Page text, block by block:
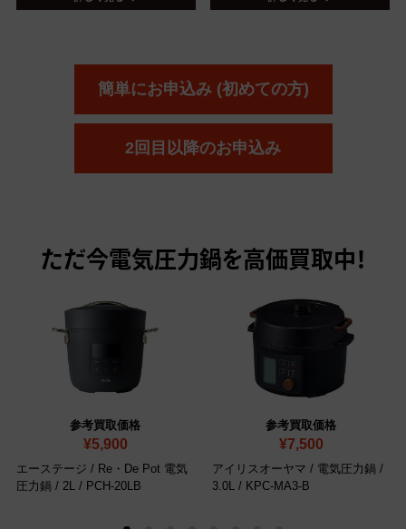
簡単にお申込み (初めての方)
2回目以降のお申込み
ただ今電気圧力鍋を高価買取中！
参考買取価格
¥5,900
エーステージ / Re・De Pot 電気
圧力鍋 / 2L / PCH-20LB
参考買取価格
¥7,500
アイリスオーヤマ / 電気圧力鍋 /
3.0L / KPC-MA3-B